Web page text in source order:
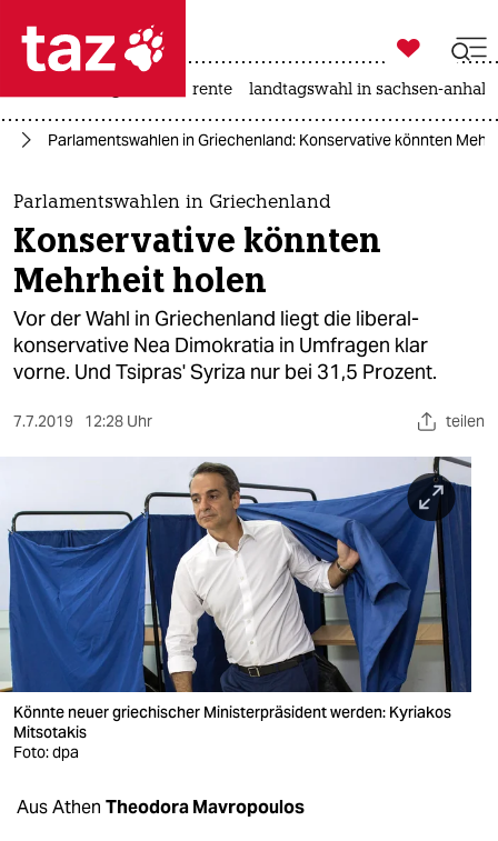
 taz zahl ich
taz zahl ich
themen
politik
öko
gesellschaft
sport
nord
wahrheit
verlag
veranstaltungen

taz zahl ich
rente landtagswahl in sachsen-anhalt
Parlamentswahlen in Griechenland: Konservative könnten
Parlamentswahlen in Griechenland
Konservative könnten
Mehrheit holen
Vor der Wahl in Griechenland liegt die liberal-
konservative Nea Dimokratia in Umfragen klar
vorne. Und Tsipras' Syriza nur bei 31,5 Prozent.
7.7.2019 12:28 Uhr teilen
Könnte neuer griechischer Ministerpräsident werden: Kyriakos
Mitsotakis
Foto: dpa
Aus Athen Theodora Mavropoulos